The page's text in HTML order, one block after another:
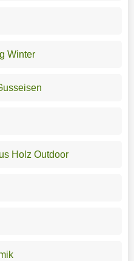
Winter
Holz Outdoor